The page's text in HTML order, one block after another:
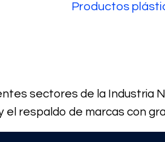
Productos
sectores de la Industria
el respaldo de marcas con